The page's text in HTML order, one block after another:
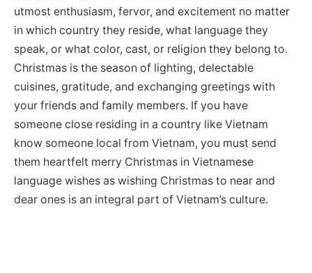
utmost enthusiasm, fervor, and excitement no matter
in which country they reside, what language they
speak, or what color, cast, or religion they belong to.
Christmas is the season of lighting, delectable
cuisines, gratitude, and exchanging greetings with
your friends and family members. If you have
someone close residing in a country like Vietnam
know someone local from Vietnam, you must send
them heartfelt merry Christmas in Vietnamese
language wishes as wishing Christmas to near and
dear ones is an integral part of Vietnam’s culture.